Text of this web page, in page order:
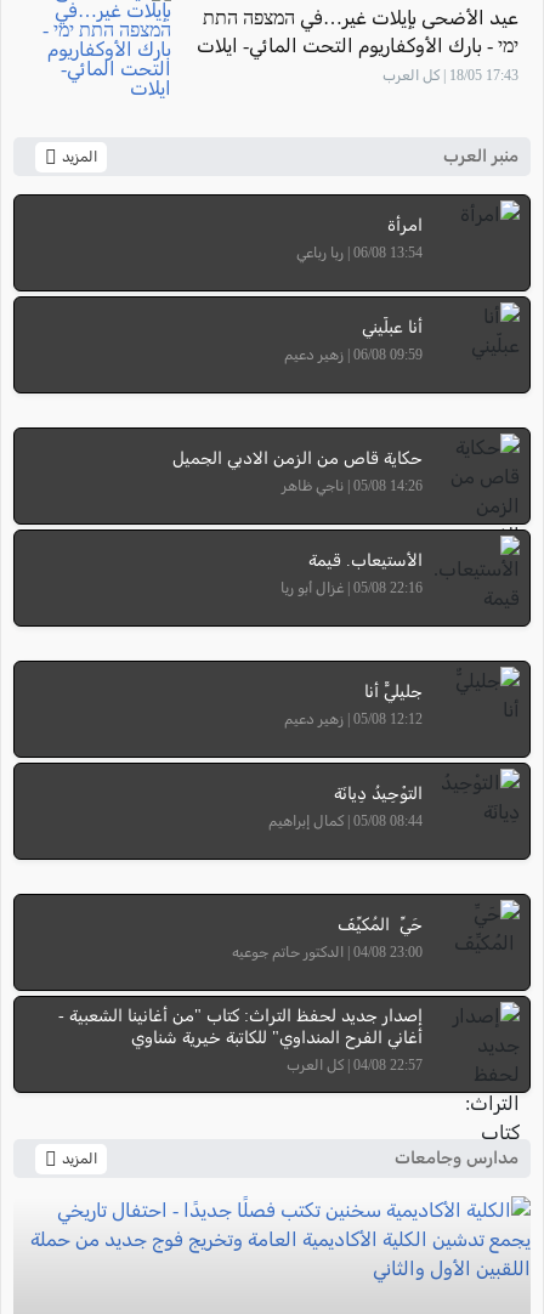
عيد الأضحى بإيلات غير…في המצפה התת
ימי - بارك الأوكفاريوم التحت المائي- ايلات
17:43 18/05 | كل العرب
منبر العرب المزيد
امرأة
13:54 06/08 | ربا رباعي
أنا عبلّيني
09:59 06/08 | زهير دعيم
حكاية قاص من الزمن الادبي الجميل
14:26 05/08 | ناجي ظاهر
الأستيعاب. قيمة
22:16 05/08 | غزال أبو ريا
جليليٌّ أنا
12:12 05/08 | زهير دعيم
التوْحِيدُ دِيانَة
08:44 05/08 | كمال إبراهيم
حَيِّ المُكيِّفَ
23:00 04/08 | الدكتور حاتم جوعيه
إصدار جديد لحفظ التراث: كتاب "من أغانينا الشعبية -
أغاني الفرح المنداوي" للكاتبة خيرية شناوي
22:57 04/08 | كل العرب
مدارس وجامعات المزيد